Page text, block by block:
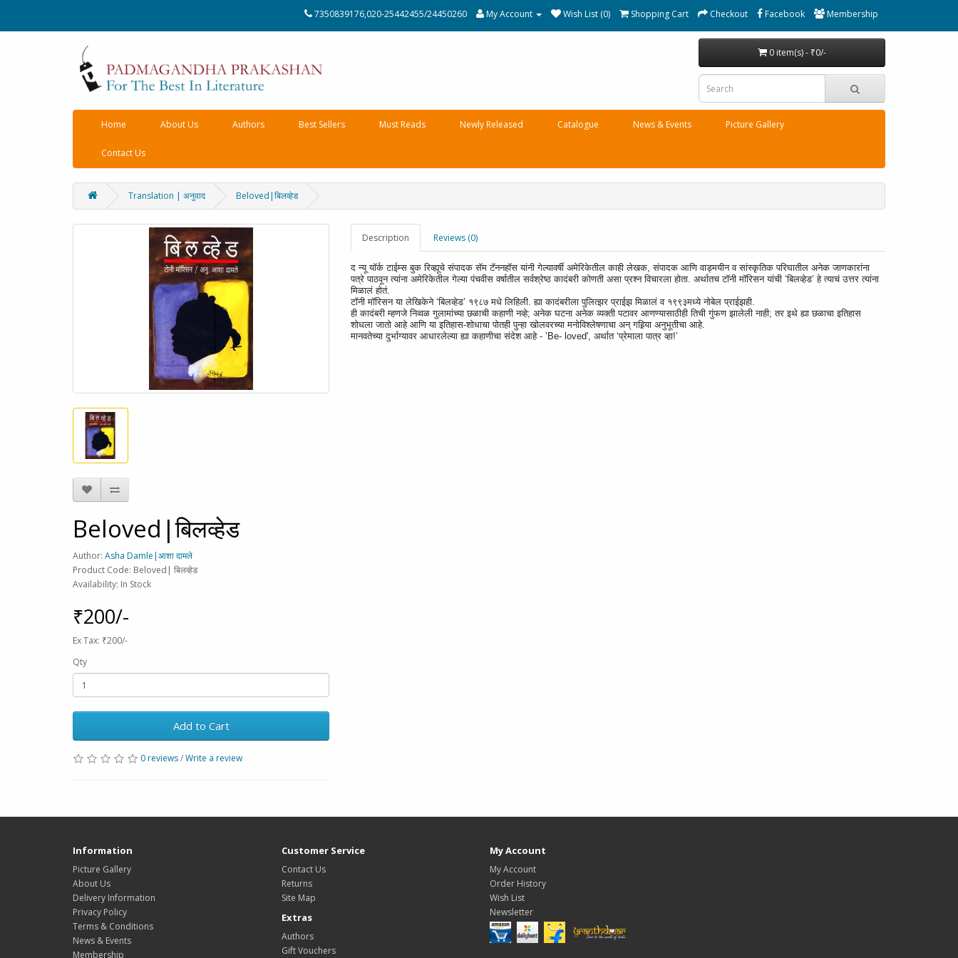
7350839176,020-25442455/24450260 My Account Wish List (0) Shopping Cart Checkout Facebook Membership
0 item(s) - ₹0/-
Home About Us Authors Best Sellers Must Reads Newly Released Catalogue News & Events Picture Gallery
Contact Us
Translation | अनुवाद Beloved|बिलव्हेड
Beloved|बिलव्हेड
Author: Asha Damle|आशा दामले
Product Code: Beloved| बिलव्हेड
Availability: In Stock
₹200/-
Ex Tax: ₹200/-
Qty
Add to Cart
0 reviews/Write a review
Description Reviews (0)
द न्यू यॉर्क टाईम्स बुक रिव्ह्यूचे संपादक सॅम टॅननहॉस यांनी गेल्यावर्षी अमेरिकेतील काही लेखक, संपादक आणि वाड्मयीन व सांस्कृतिक परिघातील अनेक जाणकारांना
पत्रे पाठवून त्यांना अमेरिकेतील गेल्या पंचवीस वर्षातील सर्वश्रेष्ठ कादंबरी कोणती असा प्रश्‍न विचारला होता. अर्थातच टॉनी मॉरिसन यांची ‘बिलव्हेड’ हे त्याचं उत्तर त्यांना
मिळालं होतं.
टॉनी मॉरिसन या लेखिकेने ‘बिलव्हेड’ १९८७ मधे लिहिली. ह्या कादंबरीला पुलित्झर प्राईझ मिळालं व १९९३मध्ये नोबेल प्राईझही.
ही कादंबरी म्हणजे निव्वळ गुलामांच्या छळाची कहाणी नव्हे; अनेक घटना अनेक व्यक्ती पटावर आणण्यासाठीही तिची गुंफण झालेली नाही; तर इथे ह्या छळाचा इतिहास
शोधला जातो आहे आणि या इतिहास-शोधाचा पोतही पुन्हा खोलवरच्या मनोविश्लेषणाचा अन् गहिर्‍या अनुभूतीचा आहे.
मानवतेच्या दुर्भाग्यावर आधारलेल्या ह्या कहाणीचा संदेश आहे - ’Be- loved', अर्थात ‘प्रेमाला पात्र व्हा!’
Information
Picture Gallery
About Us
Delivery Information
Privacy Policy
Terms & Conditions
News & Events
Membership
Customer Service
Contact Us
Returns
Site Map
Extras
Authors
Gift Vouchers
My Account
My Account
Order History
Wish List
Newsletter